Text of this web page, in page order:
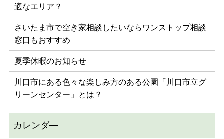
適なエリア？
さいたま市で空き家相談したいならワンストップ相談
窓口もおすすめ
夏季休暇のお知らせ
川口市にある色々な楽しみ方のある公園「川口市立グ
リーンセンター」とは？